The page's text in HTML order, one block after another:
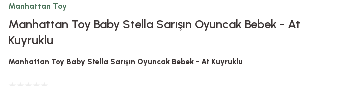
Manhattan Toy
Manhattan Toy Baby Stella Sarışın Oyuncak Bebek - At
Kuyruklu
Manhattan Toy Baby Stella Sarışın Oyuncak Bebek - At Kuyruklu